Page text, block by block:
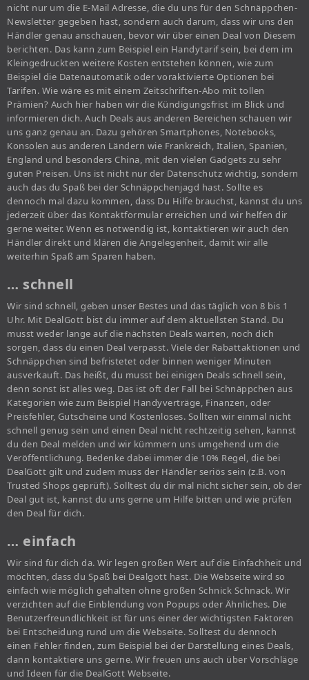
nicht nur um die E-Mail Adresse, die du uns für den Schnäppchen-
Newsletter gegeben hast, sondern auch darum, dass wir uns den
Händler genau anschauen, bevor wir über einen Deal von Diesem
berichten. Das kann zum Beispiel ein Handytarif sein, bei dem im
Kleingedruckten weitere Kosten entstehen können, wie zum
Beispiel die Datenautomatik oder voraktivierte Optionen bei
Tarifen. Wie wäre es mit einem Zeitschriften-Abo mit tollen
Prämien? Auch hier haben wir die Kündigungsfrist im Blick und
informieren dich. Auch Deals aus anderen Bereichen schauen wir
uns ganz genau an. Dazu gehören Smartphones, Notebooks,
Konsolen aus anderen Ländern wie Frankreich, Italien, Spanien,
England und besonders China, mit den vielen Gadgets zu sehr
guten Preisen. Uns ist nicht nur der Datenschutz wichtig, sondern
auch das du Spaß bei der Schnäppchenjagd hast. Sollte es
dennoch mal dazu kommen, dass Du Hilfe brauchst, kannst du uns
jederzeit über das Kontaktformular erreichen und wir helfen dir
gerne weiter. Wenn es notwendig ist, kontaktieren wir auch den
Händler direkt und klären die Angelegenheit, damit wir alle
weiterhin Spaß am Sparen haben.
… schnell
Wir sind schnell, geben unser Bestes und das täglich von 8 bis 1
Uhr. Mit DealGott bist du immer auf dem aktuellsten Stand. Du
musst weder lange auf die nächsten Deals warten, noch dich
sorgen, dass du einen Deal verpasst. Viele der Rabattaktionen und
Schnäppchen sind befristetet oder binnen weniger Minuten
ausverkauft. Das heißt, du musst bei einigen Deals schnell sein,
denn sonst ist alles weg. Das ist oft der Fall bei Schnäppchen aus
Kategorien wie zum Beispiel Handyverträge, Finanzen, oder
Preisfehler, Gutscheine und Kostenloses. Sollten wir einmal nicht
schnell genug sein und einen Deal nicht rechtzeitig sehen, kannst
du den Deal melden und wir kümmern uns umgehend um die
Veröffentlichung. Bedenke dabei immer die 10% Regel, die bei
DealGott gilt und zudem muss der Händler seriös sein (z.B. von
Trusted Shops geprüft). Solltest du dir mal nicht sicher sein, ob der
Deal gut ist, kannst du uns gerne um Hilfe bitten und wie prüfen
den Deal für dich.
… einfach
Wir sind für dich da. Wir legen großen Wert auf die Einfachheit und
möchten, dass du Spaß bei Dealgott hast. Die Webseite wird so
einfach wie möglich gehalten ohne großen Schnick Schnack. Wir
verzichten auf die Einblendung von Popups oder Ähnliches. Die
Benutzerfreundlichkeit ist für uns einer der wichtigsten Faktoren
bei Entscheidung rund um die Webseite. Solltest du dennoch
einen Fehler finden, zum Beispiel bei der Darstellung eines Deals,
dann kontaktiere uns gerne. Wir freuen uns auch über Vorschläge
und Ideen für die DealGott Webseite.